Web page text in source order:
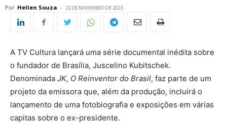
Por Hellen Souza - 23 DE NOVEMBRO DE 2023
A TV Cultura lançará uma série documental inédita sobre
o fundador de Brasília, Juscelino Kubitschek.
Denominada JK, O Reinventor do Brasil, faz parte de um
projeto da emissora que, além da produção, incluirá o
lançamento de uma fotobiografia e exposições em várias
capitas sobre o ex-presidente.